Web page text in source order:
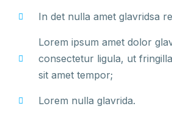
In det nulla amet glavridsa
Lorem ipsum amet dolor
consectetur ligula, ut
sit amet tempor;
Lorem nulla glavrida.